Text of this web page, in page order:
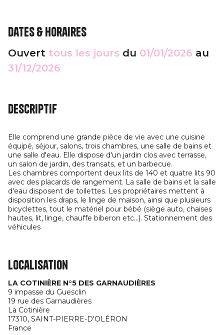
Dates & horaires
Ouvert tous les jours du 01/01/2026 au
31/12/2026
Descriptif
Elle comprend une grande pièce de vie avec une cuisine
équipé, séjour, salons, trois chambres, une salle de bains et
une salle d'eau. Elle dispose d'un jardin clos avec terrasse,
un salon de jardin, des transats, et un barbecue.
Les chambres comportent deux lits de 140 et quatre lits 90
avec des placards de rangement. La salle de bains et la salle
d'eau disposent de toilettes. Les propriétaires mettent à
disposition les draps, le linge de maison, ainsi que plusieurs
bicyclettes, tout le matériel pour bébé (siège auto, chaises
hautes, lit, linge, chauffe biberon etc...). Stationnement des
véhicules
Localisation
LA COTINIÈRE N°5 DES GARNAUDIÈRES
9 impasse du Guesclin
19 rue des Garnaudières
La Cotinière
17310, SAINT-PIERRE-D'OLÉRON
France